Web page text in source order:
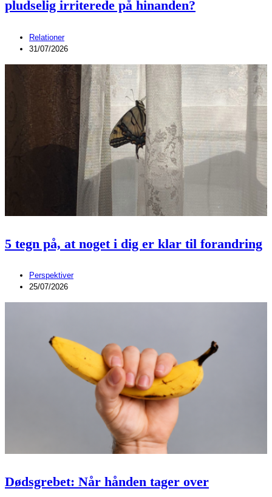
pludselig irriterede på hinanden?
Relationer
31/07/2026
5 tegn på, at noget i dig er klar til forandring
Perspektiver
25/07/2026
Dødsgrebet: Når hånden tager over